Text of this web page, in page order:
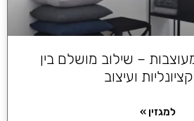
– שילוב מושלם בין
ועיצוב
למגזין »